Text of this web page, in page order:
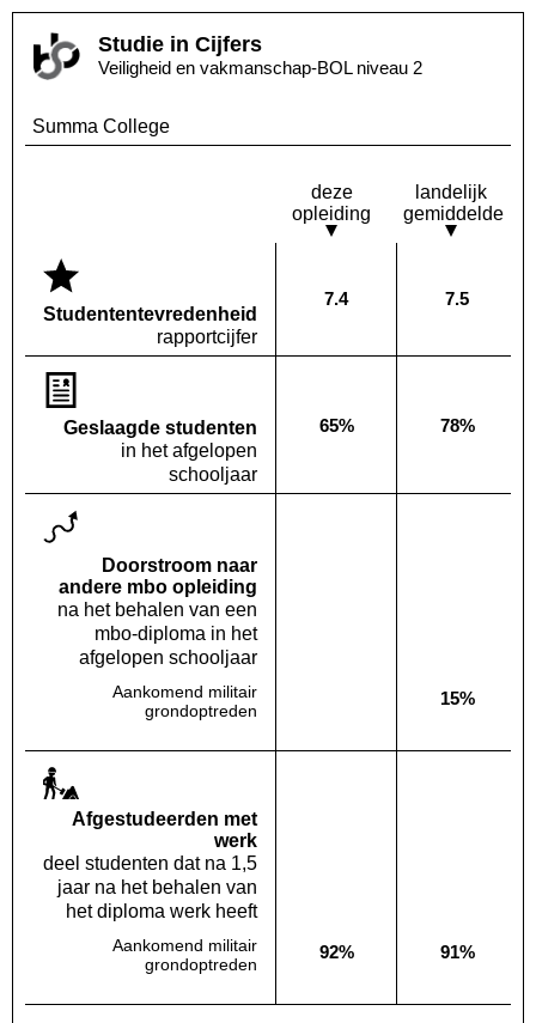
Studie in Cijfers
Veiligheid en vakmanschap-BOL niveau 2
Summa College
deze
opleiding
landelijk
gemiddelde
Studenten­tevredenheid
rapportcijfer
Deze opleiding:
7.4 Landelijk
7.5
Geslaagde studenten
in het afgelopen
schooljaar
Deze opleiding:
65% Landelijk
78%
Doorstroom naar
andere mbo opleiding
na het behalen van een
mbo-diploma in het
afgelopen schooljaar
Aankomend militair
grondoptreden
Deze opleiding:
Geen waarde bekendLandelijk
15%
Af­gestudeerden met
werk
deel studenten dat na 1,5
jaar na het behalen van
het diploma werk heeft
Aankomend militair
grondoptreden
Deze opleiding:
92% Landelijk
91%